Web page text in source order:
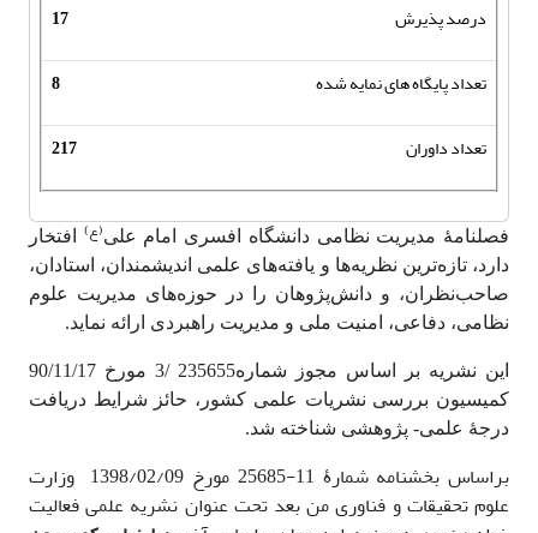
درصد پذیرش
17
تعداد پایگاه های نمایه شده
8
تعداد داوران
217
فصلنامۀ مدیریت نظامی دانشگاه افسری امام علی(ع) افتخار
دارد، تازه‌ترین نظریه‌ها و یافته‌های علمی اندیشمندان، استادان،
صاحب‌نظران، و دانش‌پژوهان را در حوزه‌های مدیریت علوم
نظامی، دفاعی، امنیت ملی و مدیریت راهبردی ارائه نماید.
این نشریه بر اساس مجوز شماره235655 /3 مورخ 90/11/17
کمیسیون بررسی نشریات علمی کشور، حائز شرایط دریافت
درجۀ علمی- پژوهشی شناخته شد.
براساس بخشنامه شمارۀ 11-25685 مورخ 1398/02/09 وزارت
علوم تحقیقات و فناوری من بعد تحت عنوان نشریه علمی فعالیت